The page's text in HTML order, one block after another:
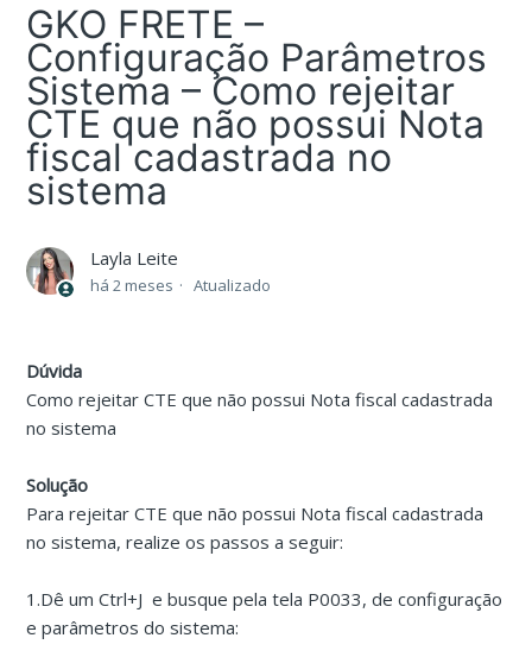
GKO FRETE –
Configuração Parâmetros
Sistema – Como rejeitar
CTE que não possui Nota
fiscal cadastrada no
sistema
Layla Leite
há 2 meses Atualizado
Dúvida
Como rejeitar CTE que não possui Nota fiscal cadastrada
no sistema
Solução
Para rejeitar CTE que não possui Nota fiscal cadastrada
no sistema, realize os passos a seguir:
1.Dê um Ctrl+J e busque pela tela P0033, de configuração
e parâmetros do sistema: